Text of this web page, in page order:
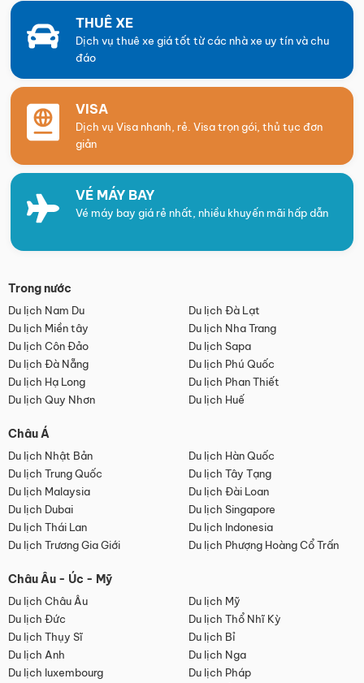
THUÊ XE
Dịch vụ thuê xe giá tốt từ các nhà xe uy tín và chu
đáo
VISA
Dịch vụ Visa nhanh, rẻ. Visa trọn gói, thủ tục đơn
giản
VÉ MÁY BAY
Vé máy bay giá rẻ nhất, nhiều khuyến mãi hấp dẫn
Trong nước
Du lịch Nam Du
Du lịch Đà Lạt
Du lịch Miền tây
Du lịch Nha Trang
Du lịch Côn Đảo
Du lịch Sapa
Du lịch Đà Nẵng
Du lịch Phú Quốc
Du lịch Hạ Long
Du lịch Phan Thiết
Du lịch Quy Nhơn
Du lịch Huế
Châu Á
Du lịch Nhật Bản
Du lịch Hàn Quốc
Du lịch Trung Quốc
Du lịch Tây Tạng
Du lịch Malaysia
Du lịch Đài Loan
Du lịch Dubai
Du lịch Singapore
Du lịch Thái Lan
Du lịch Indonesia
Du lịch Trương Gia Giới
Du lịch Phượng Hoàng Cổ Trấn
Châu Âu - Úc - Mỹ
Du lịch Châu Âu
Du lịch Mỹ
Du lịch Đức
Du lịch Thổ Nhĩ Kỳ
Du lịch Thụy Sĩ
Du lịch Bỉ
Du lịch Anh
Du lịch Nga
Du lịch luxembourg
Du lịch Pháp